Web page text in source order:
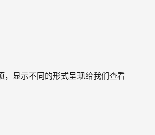
显示不同的形式呈现给我们查看